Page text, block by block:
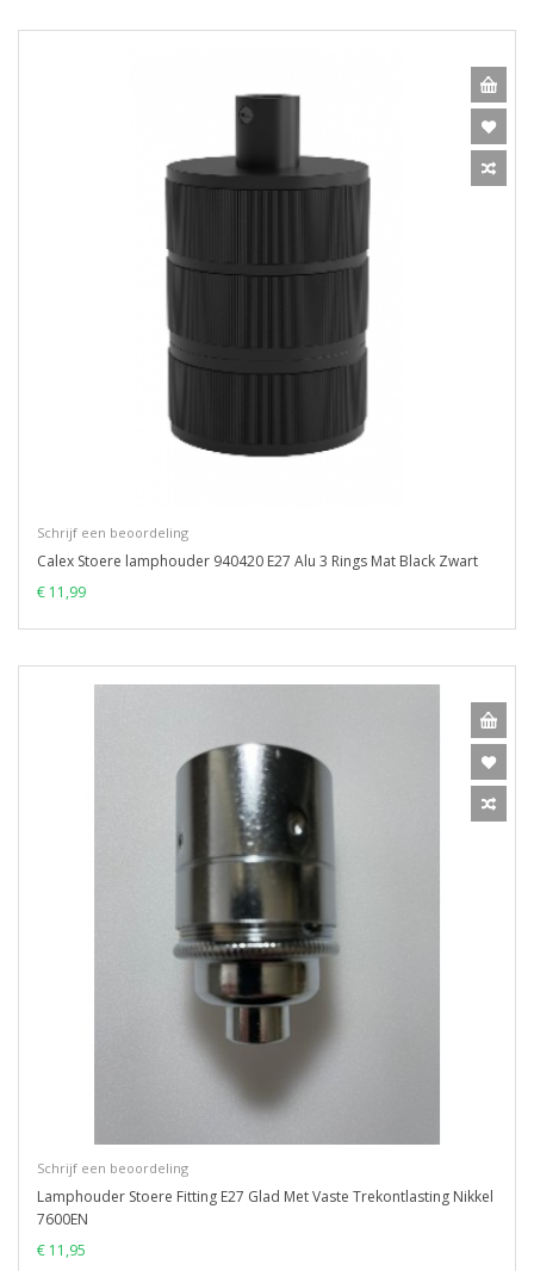
Schrijf een beoordeling
Calex Stoere lamphouder 940420 E27 Alu 3 Rings Mat Black Zwart
€ 11,99
Schrijf een beoordeling
Lamphouder Stoere Fitting E27 Glad Met Vaste Trekontlasting Nikkel
7600EN
€ 11,95